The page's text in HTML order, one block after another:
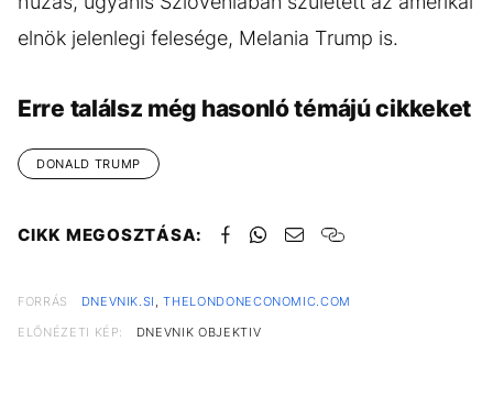
elnök jelenlegi felesége, Melania Trump is.
Erre találsz még hasonló témájú cikkeket
DONALD TRUMP
CIKK MEGOSZTÁSA:
FORRÁS DNEVNIK.SI ,THELONDONECONOMIC.COM
ELŐNÉZETI KÉP:
DNEVNIK OBJEKTIV